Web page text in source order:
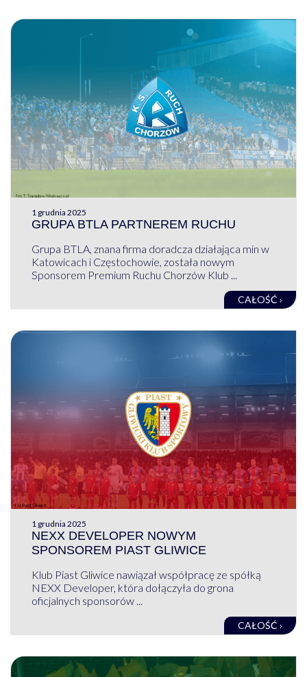
1 grudnia 2025
GRUPA BTLA PARTNEREM RUCHU
Grupa BTLA, znana firma doradcza działająca min w
Katowicach i Częstochowie, została nowym
Sponsorem Premium Ruchu Chorzów Klub ...
CAŁOŚĆ ›
1 grudnia 2025
NEXX DEVELOPER NOWYM
SPONSOREM PIAST GLIWICE
Klub Piast Gliwice nawiązał współpracę ze spółką
NEXX Developer, która dołączyła do grona
oficjalnych sponsorów ...
CAŁOŚĆ ›